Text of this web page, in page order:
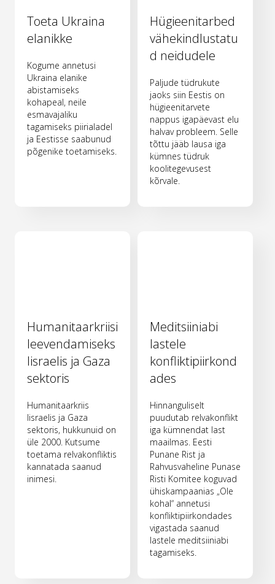
Toeta Ukraina
elanikke
Kogume annetusi
Ukraina elanike
abistamiseks
kohapeal, neile
esmavajaliku
tagamiseks piirialadel
ja Eestisse saabunud
põgenike toetamiseks.
Hügieenitarbed
vähekindlustatu
d neidudele
Paljude tüdrukute
jaoks siin Eestis on
hügieenitarvete
nappus igapäevast elu
halvav probleem. Selle
tõttu jääb lausa iga
kümnes tüdruk
koolitegevusest
kõrvale.
Humanitaarkriisi
leevendamiseks
Iisraelis ja Gaza
sektoris
Humanitaarkriis
Iisraelis ja Gaza
sektoris, hukkunuid on
üle 2000. Kutsume
toetama relvakonfliktis
kannatada saanud
inimesi.
Meditsiiniabi
lastele
konfliktipiirkond
ades
Hinnanguliselt
puudutab relvakonflikt
iga kümnendat last
maailmas. Eesti
Punane Rist ja
Rahvusvaheline Punase
Risti Komitee koguvad
ühiskampaanias „Ole
kohal“ annetusi
konfliktipiirkondades
vigastada saanud
lastele meditsiiniabi
tagamiseks.